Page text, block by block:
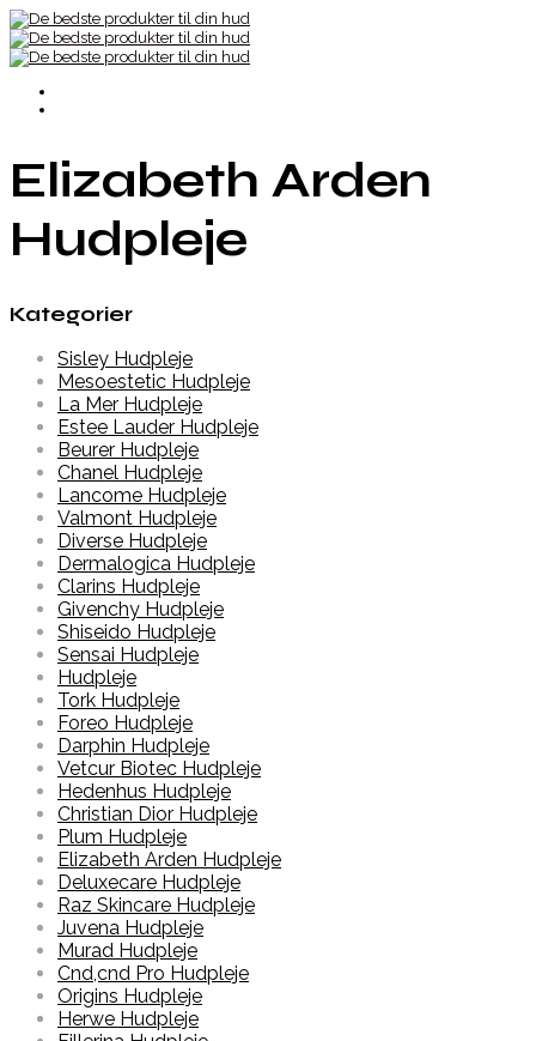
Elizabeth Arden
Hudpleje
Kategorier
Sisley Hudpleje
Mesoestetic Hudpleje
La Mer Hudpleje
Estee Lauder Hudpleje
Beurer Hudpleje
Chanel Hudpleje
Lancome Hudpleje
Valmont Hudpleje
Diverse Hudpleje
Dermalogica Hudpleje
Clarins Hudpleje
Givenchy Hudpleje
Shiseido Hudpleje
Sensai Hudpleje
Hudpleje
Tork Hudpleje
Foreo Hudpleje
Darphin Hudpleje
Vetcur Biotec Hudpleje
Hedenhus Hudpleje
Christian Dior Hudpleje
Plum Hudpleje
Elizabeth Arden Hudpleje
Deluxecare Hudpleje
Raz Skincare Hudpleje
Juvena Hudpleje
Murad Hudpleje
Cnd,cnd Pro Hudpleje
Origins Hudpleje
Herwe Hudpleje